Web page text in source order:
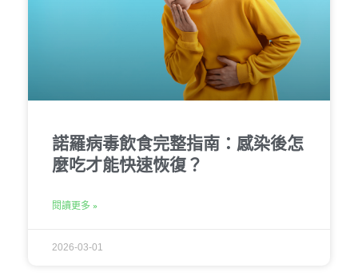
諾羅病毒飲食完整指南：感染後怎
麼吃才能快速恢復？
閱讀更多 »
2026-03-01